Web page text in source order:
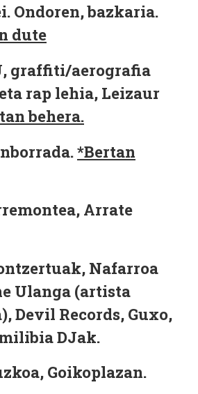
Ondoren, bazkaria.
dute
graffiti/aerografia
rap lehia, Leizaur
behera.
*Bertan
Arrate
Nafarroa
Ulanga (artista
Devil Records, Guxo,
DJak.
Goikoplazan.